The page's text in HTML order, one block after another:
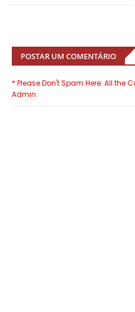
POSTAR UM COMENTÁRIO
* Please Don't Spam Here. All the
Admin.